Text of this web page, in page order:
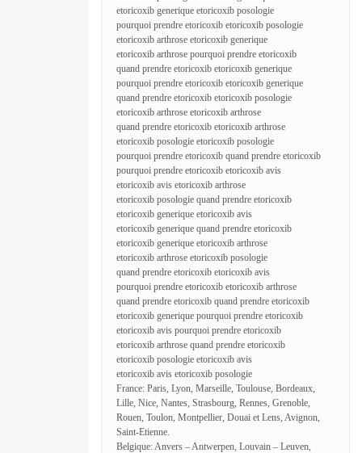
etoricoxib generique etoricoxib posologie
pourquoi prendre etoricoxib etoricoxib posologie
etoricoxib arthrose etoricoxib generique
etoricoxib arthrose pourquoi prendre etoricoxib
quand prendre etoricoxib etoricoxib generique
pourquoi prendre etoricoxib etoricoxib generique
quand prendre etoricoxib etoricoxib posologie
etoricoxib arthrose etoricoxib arthrose
quand prendre etoricoxib etoricoxib arthrose
etoricoxib posologie etoricoxib posologie
pourquoi prendre etoricoxib quand prendre etoricoxib
pourquoi prendre etoricoxib etoricoxib avis
etoricoxib avis etoricoxib arthrose
etoricoxib posologie quand prendre etoricoxib
etoricoxib generique etoricoxib avis
etoricoxib generique quand prendre etoricoxib
etoricoxib generique etoricoxib arthrose
etoricoxib arthrose etoricoxib posologie
quand prendre etoricoxib etoricoxib avis
pourquoi prendre etoricoxib etoricoxib arthrose
quand prendre etoricoxib quand prendre etoricoxib
etoricoxib generique pourquoi prendre etoricoxib
etoricoxib avis pourquoi prendre etoricoxib
etoricoxib arthrose quand prendre etoricoxib
etoricoxib posologie etoricoxib avis
etoricoxib avis etoricoxib posologie
France: Paris, Lyon, Marseille, Toulouse, Bordeaux,
Lille, Nice, Nantes, Strasbourg, Rennes, Grenoble,
Rouen, Toulon, Montpellier, Douai et Lens, Avignon,
Saint-Etienne.
Belgique: Anvers – Antwerpen, Louvain – Leuven,